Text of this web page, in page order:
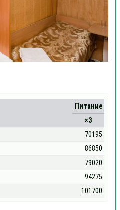
Питание
×3
70195
86850
79020
94275
101700